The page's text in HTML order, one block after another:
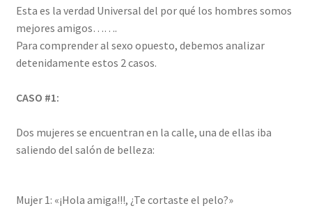
Stickers
Ayuda al Cliente
Esta es la verdad Universal del por qué los hombres somos
mejores amigos…….
Para comprender al sexo opuesto, debemos analizar
detenidamente estos 2 casos.
CASO #1:
Dos mujeres se encuentran en la calle, una de ellas iba
saliendo del salón de belleza:
Mujer 1: «¡Hola amiga!!!, ¿Te cortaste el pelo?»